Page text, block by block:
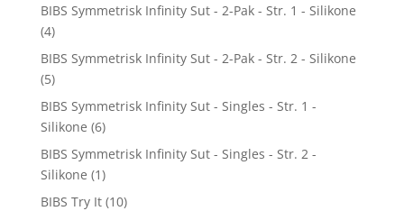
BIBS Symmetrisk Infinity Sut - 2-Pak - Str. 1 - Silikone
(4)
BIBS Symmetrisk Infinity Sut - 2-Pak - Str. 2 - Silikone
(5)
BIBS Symmetrisk Infinity Sut - Singles - Str. 1 -
Silikone (6)
BIBS Symmetrisk Infinity Sut - Singles - Str. 2 -
Silikone (1)
BIBS Try It (10)